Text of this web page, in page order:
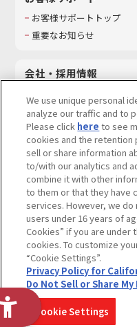
お客様サポートトップ
重要なお知らせ
会社・採用情報
採用情報
サステナビリティ
お問い合わせ
ウェブサイトご利用条件 ソーシ
個人情報及び特定個人情報等の
Do Not Sell or Share My
カスタマーハラスメントに対す
コピ
We use unique personal
analyze our traffic and to
Please click here to see
cookies and the retention
sell or share information
to/with our analytics and
combine it with other
to them or that they have
services. However, we
users under 16 years of
Cookies” if you are under
cookies. To customize
“Cookie Settings”.
Privacy Policy for
Do Not Sell or Share
Cookie Settings